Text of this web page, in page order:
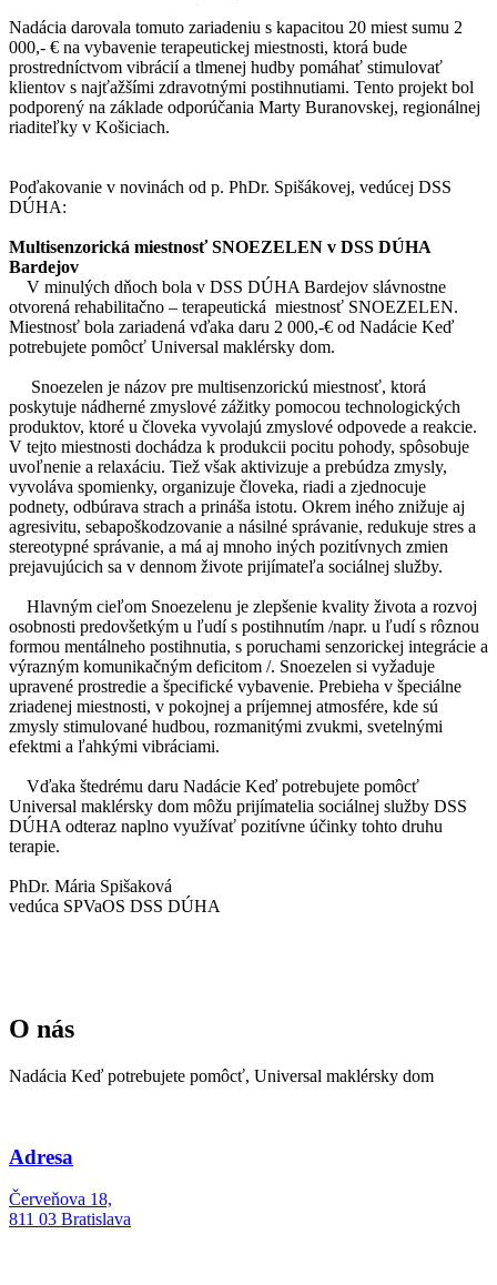
Nadácia darovala tomuto zariadeniu s kapacitou 20 miest sumu 2
000,- € na vybavenie terapeutickej miestnosti, ktorá bude
prostredníctvom vibrácií a tlmenej hudby pomáhať stimulovať
klientov s najťažšími zdravotnými postihnutiami. Tento projekt bol
podporený na základe odporúčania Marty Buranovskej, regionálnej
riaditeľky v Košiciach.
Poďakovanie v novinách od p. PhDr. Spišákovej, vedúcej DSS
DÚHA:
Multisenzorická miestnosť SNOEZELEN v DSS DÚHA
Bardejov
V minulých dňoch bola v DSS DÚHA Bardejov slávnostne
otvorená rehabilitačno – terapeutická miestnosť SNOEZELEN.
Miestnosť bola zariadená vďaka daru 2 000,-€ od Nadácie Keď
potrebujete pomôcť Universal maklérsky dom.
Snoezelen je názov pre multisenzorickú miestnosť, ktorá
poskytuje nádherné zmyslové zážitky pomocou technologických
produktov, ktoré u človeka vyvolajú zmyslové odpovede a reakcie.
V tejto miestnosti dochádza k produkcii pocitu pohody, spôsobuje
uvoľnenie a relaxáciu. Tiež však aktivizuje a prebúdza zmysly,
vyvoláva spomienky, organizuje človeka, riadi a zjednocuje
podnety, odbúrava strach a prináša istotu. Okrem iného znižuje aj
agresivitu, sebapoškodzovanie a násilné správanie, redukuje stres a
stereotypné správanie, a má aj mnoho iných pozitívnych zmien
prejavujúcich sa v dennom živote prijímateľa sociálnej služby.
Hlavným cieľom Snoezelenu je zlepšenie kvality života a rozvoj
osobnosti predovšetkým u ľudí s postihnutím /napr. u ľudí s rôznou
formou mentálneho postihnutia, s poruchami senzorickej integrácie a
výrazným komunikačným deficitom /. Snoezelen si vyžaduje
upravené prostredie a špecifické vybavenie. Prebieha v špeciálne
zriadenej miestnosti, v pokojnej a príjemnej atmosfére, kde sú
zmysly stimulované hudbou, rozmanitými zvukmi, svetelnými
efektmi a ľahkými vibráciami.
Vďaka štedrému daru Nadácie Keď potrebujete pomôcť
Universal maklérsky dom môžu prijímatelia sociálnej služby DSS
DÚHA odteraz naplno využívať pozitívne účinky tohto druhu
terapie.
PhDr. Mária Spišaková
vedúca SPVaOS DSS DÚHA
O nás
Nadácia Keď potrebujete pomôcť, Universal maklérsky dom
Adresa
Červeňova 18,
811 03 Bratislava